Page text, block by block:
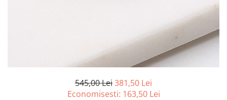
545,00 Lei381,50 Lei
Economisesti: 163,50 Lei